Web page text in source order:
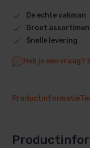
De echte vakman
Groot
Snelle levering
Heb je een vraag?
Productinformatie